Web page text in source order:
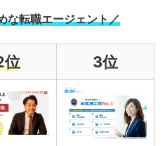
な転職エージェント／
位 3位